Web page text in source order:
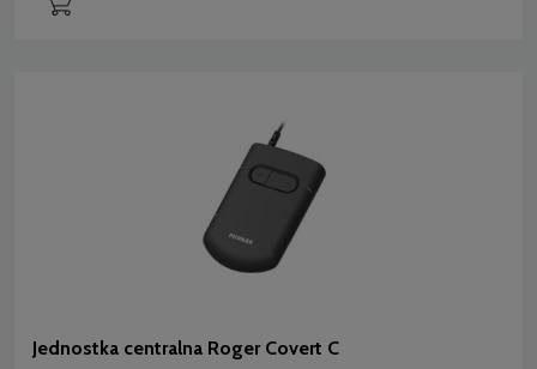
Jednostka centralna Roger Covert C